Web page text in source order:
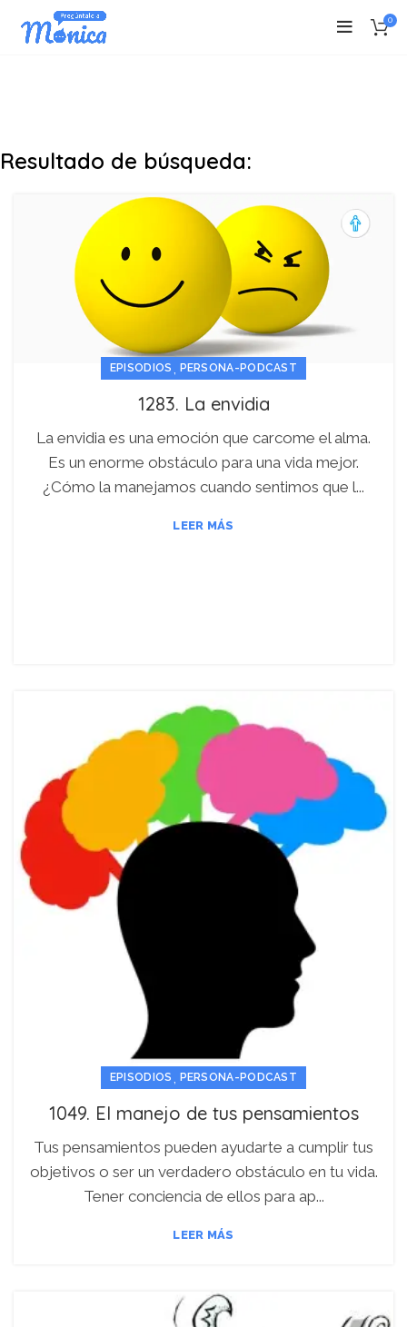
0
Resultado de búsqueda:
EPISODIOS PERSONA-PODCAST
1283. La envidia
La envidia es una emoción que carcome el alma.
Es un enorme obstáculo para una vida mejor.
¿Cómo la manejamos cuando sentimos que l...
LEER MÁS
EPISODIOS , PERSONA-PODCAST
1049. El manejo de tus pensamientos
Tus pensamientos pueden ayudarte a cumplir tus
objetivos o ser un verdadero obstáculo en tu vida.
Tener conciencia de ellos para ap...
LEER MÁS